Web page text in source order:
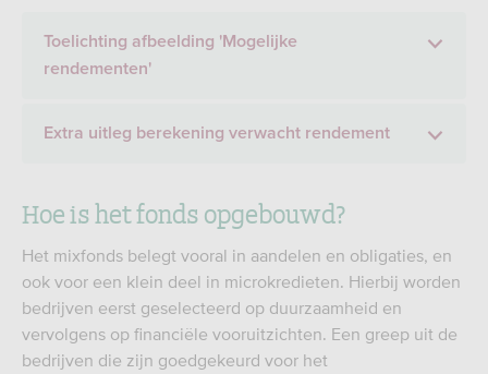
Toelichting afbeelding 'Mogelijke
rendementen'
Extra uitleg berekening verwacht rendement
Hoe is het fonds opgebouwd?
Het mixfonds belegt vooral in aandelen en obligaties, en
ook voor een klein deel in microkredieten. Hierbij worden
bedrijven eerst geselecteerd op duurzaamheid en
vervolgens op financiële vooruitzichten. Een greep uit de
bedrijven die zijn goedgekeurd voor het